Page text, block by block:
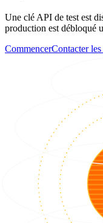
Une clé API de test est
production est débloqué
CommencerContacter les